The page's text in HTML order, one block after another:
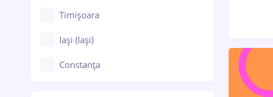
Timișoara
Iași (Iași)
Constanța